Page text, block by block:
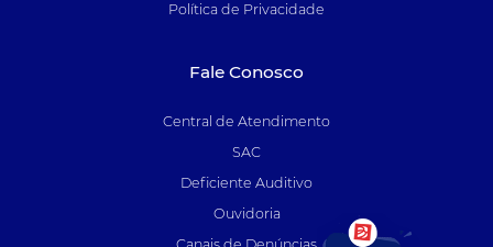
Política de Privacidade
Fale Conosco
Central de Atendimento
SAC
Deficiente Auditivo
Ouvidoria